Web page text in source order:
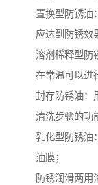
置换型防锈油
应达到防锈效
溶剂稀释型防
在常温可以进
封存防锈油：
清洗步骤的功
乳化型防锈油
油膜；
防锈润滑两用